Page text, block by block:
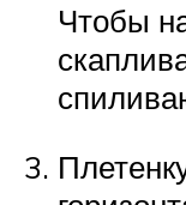
Чтобы